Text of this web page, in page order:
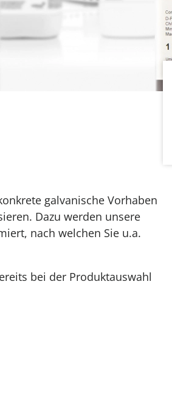
galvanische Vorhaben
Dazu werden unsere
nach welchen Sie u.a.
bei der Produktauswahl